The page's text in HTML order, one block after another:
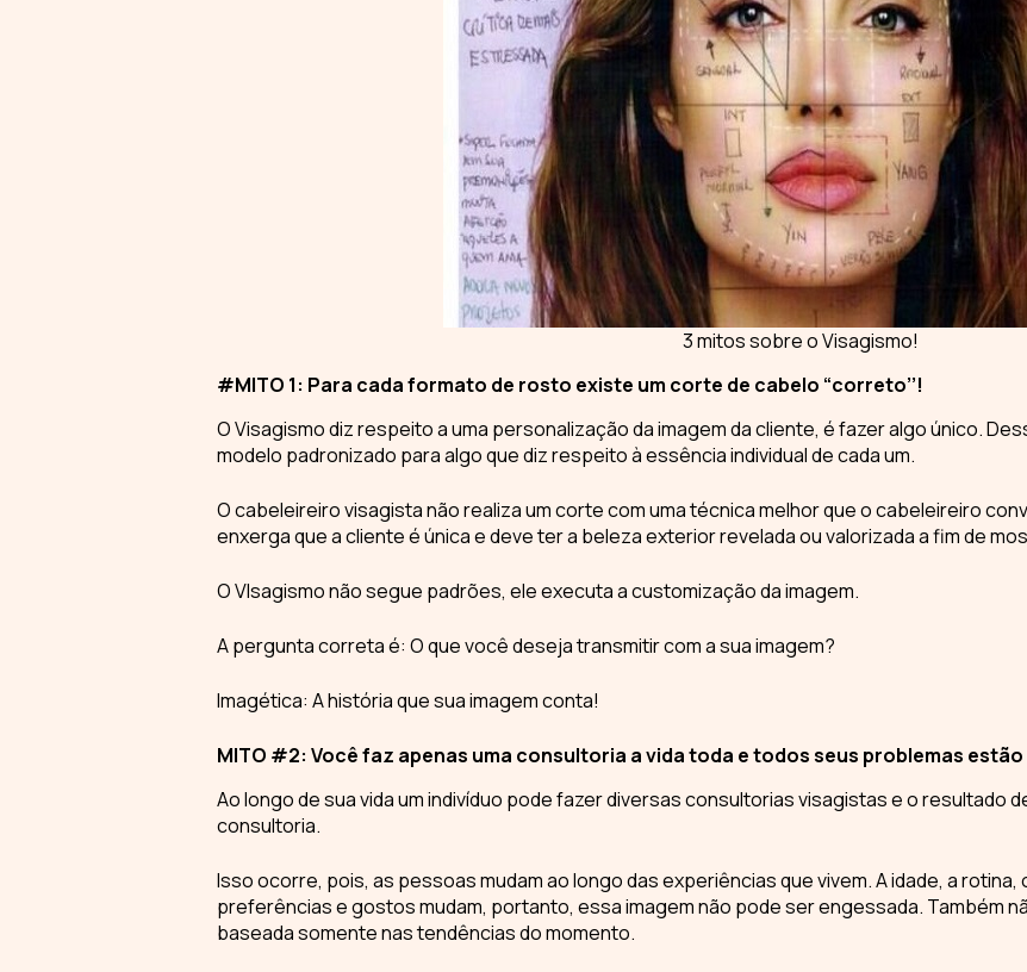
3 mitos sobre o Visagismo!
#MITO 1: Para cada formato de rosto existe um corte de cabelo “correto’’!
O Visagismo diz respeito a uma personalização da imagem da cliente, é fazer algo único.
modelo padronizado para algo que diz respeito à essência individual de cada um.
Ocabeleireiro visagistanão realiza um corte com uma técnica melhor que o cabeleireiro
enxerga que a cliente é única e deve ter a beleza exterior revelada ou valorizada a fim de
OVIsagismonão segue padrões, ele executa a customização da imagem.
A pergunta correta é: O que você deseja transmitir com a suaimagem?
Imagética: A história que sua imagem conta!
MITO #2: Você faz apenas uma consultoria a vida toda e todos seus problemas
Ao longo de sua vida um indivíduo pode fazer diversasconsultorias visagistase o resultado
consultoria.
Isso ocorre, pois, as pessoas mudam ao longo das experiências que vivem. A idade, a
preferências e gostos mudam, portanto, essa imagem não pode ser engessada. Também
baseada somente nas tendências do momento.